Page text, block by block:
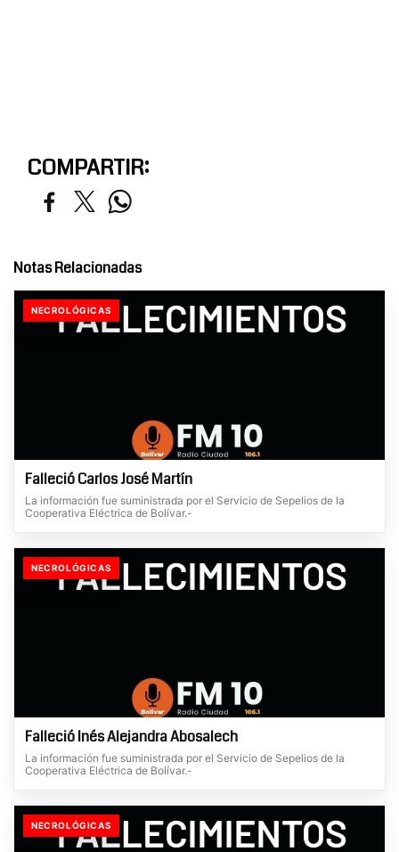
COMPARTIR:
Notas Relacionadas
NECROLÓGICAS
Falleció Carlos José Martín
La información fue suministrada por el Servicio de Sepelios de la
Cooperativa Eléctrica de Bolívar.-
NECROLÓGICAS
Falleció Inés Alejandra Abosalech
La información fue suministrada por el Servicio de Sepelios de la
Cooperativa Eléctrica de Bolívar.-
NECROLÓGICAS